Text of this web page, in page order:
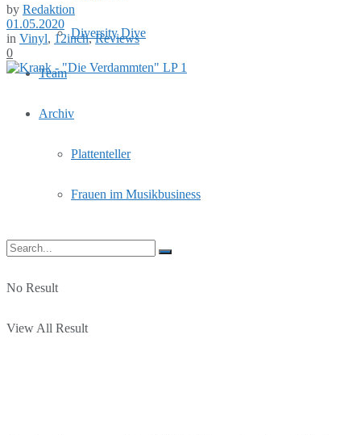
Diversity Dive
Team
Archiv
Plattenteller
Frauen im Musikbusiness
No Result
View All Result
by Redaktion
01.05.2020
in Vinyl, 12inch,Reviews
0